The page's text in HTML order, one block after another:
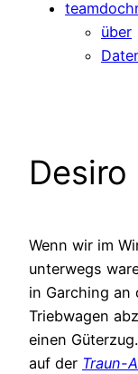
über
Desiro
Wenn wir im
unterwegs
in Garching an
Triebwagen
einen
auf der Traun-